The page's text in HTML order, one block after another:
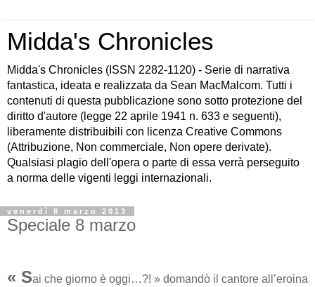
Midda's Chronicles
Midda's Chronicles (ISSN 2282-1120) - Serie di narrativa
fantastica, ideata e realizzata da Sean MacMalcom. Tutti i
contenuti di questa pubblicazione sono sotto protezione del
diritto d'autore (legge 22 aprile 1941 n. 633 e seguenti),
liberamente distribuibili con licenza Creative Commons
(Attribuzione, Non commerciale, Non opere derivate).
Qualsiasi plagio dell'opera o parte di essa verrà perseguito
a norma delle vigenti leggi internazionali.
venerdì 8 marzo 2013
Speciale 8 marzo
« Sai che giorno è oggi…?! » domandò il cantore all’eroina